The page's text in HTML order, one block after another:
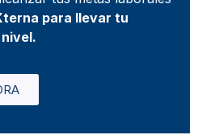
para llevar tu